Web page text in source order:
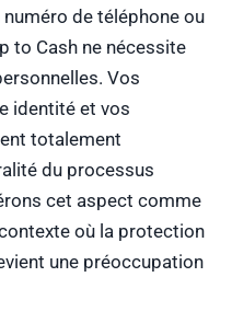
de téléphone ou
to Cash ne nécessite
Vos
identité et vos
totalement
du processus
cet aspect comme
où la protection
une préoccupation